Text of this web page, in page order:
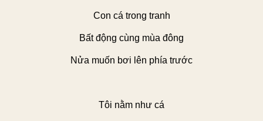
Con cá trong tranh
Bất động cùng mùa đông
Nửa muốn bơi lên phía trước
Tôi nằm như cá